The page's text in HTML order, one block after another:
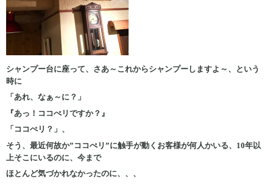
シャンプー台に座って、さあ～これからシャンプーしますよ～、という
時に
「あれ、なぁ～に？」
『あっ！ココぺリですか？』
「ココぺリ？」、
そう、最近何故か”ココぺリ”に触手が動くお客様が何人かいる、10年以
上そこにいるのに、今まで
ほとんど気づかれなかったのに、、、